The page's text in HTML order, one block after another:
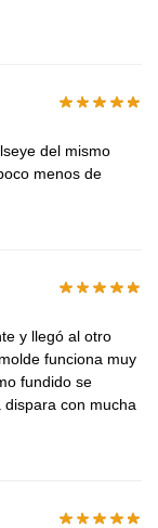
del mismo
menos de
y llegó al otro
funciona muy
fundido se
con mucha